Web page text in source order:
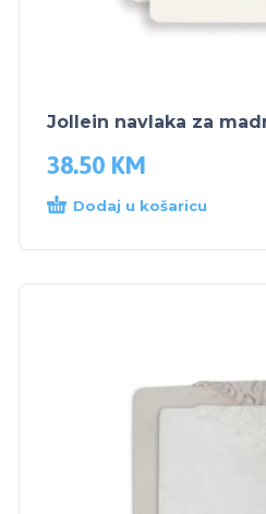
Jollein navlaka za
38.50 KM
Dodaj u košaricu